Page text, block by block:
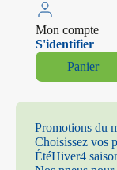
Mon compte
S'identifier
Panier
Promotions du
Choisissez vos
ÉtéHiver4